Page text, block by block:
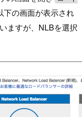
下の画面が表示され
ますが、NLBを選択